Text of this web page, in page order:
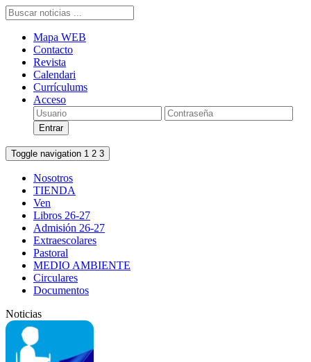
Mapa WEB
Contacto
Revista
Calendari
Currículums
Acceso
Toggle navigation 1 2 3
Nosotros
TIENDA
Ven
Libros 26-27
Admisión 26-27
Extraescolares
Pastoral
MEDIO AMBIENTE
Circulares
Documentos
Noticias